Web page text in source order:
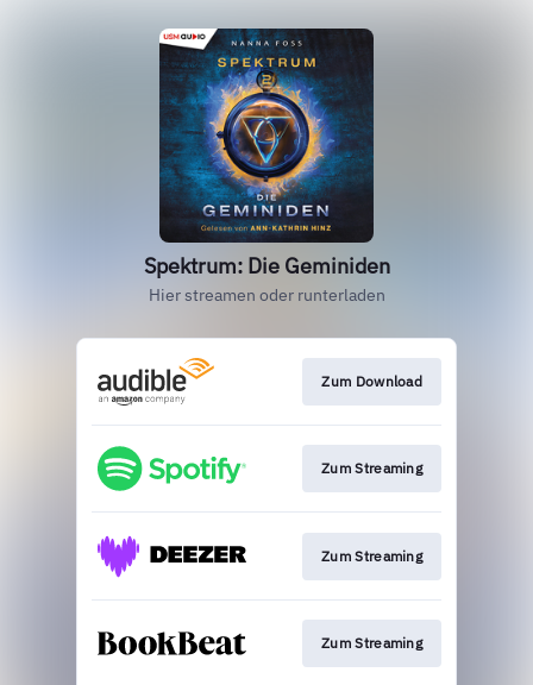
Spektrum: Die Geminiden
Hier streamen oder runterladen
Zum Download
Zum Streaming
Zum Streaming
Zum Streaming